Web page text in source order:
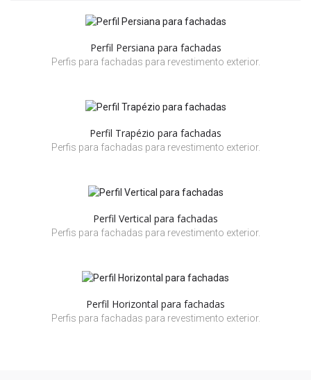
Perfil Persiana para fachadas
Perfis para fachadas para revestimento exterior.
Perfil Trapézio para fachadas
Perfis para fachadas para revestimento exterior.
Perfil Vertical para fachadas
Perfis para fachadas para revestimento exterior.
Perfil Horizontal para fachadas
Perfis para fachadas para revestimento exterior.